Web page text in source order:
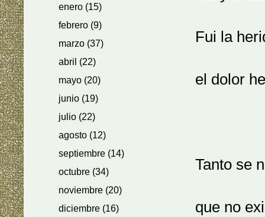
Fui la
el dolor
Tanto se
que no
enero (15)
febrero (9)
marzo (37)
abril (22)
mayo (20)
junio (19)
julio (22)
agosto (12)
septiembre (14)
octubre (34)
noviembre (20)
diciembre (16)